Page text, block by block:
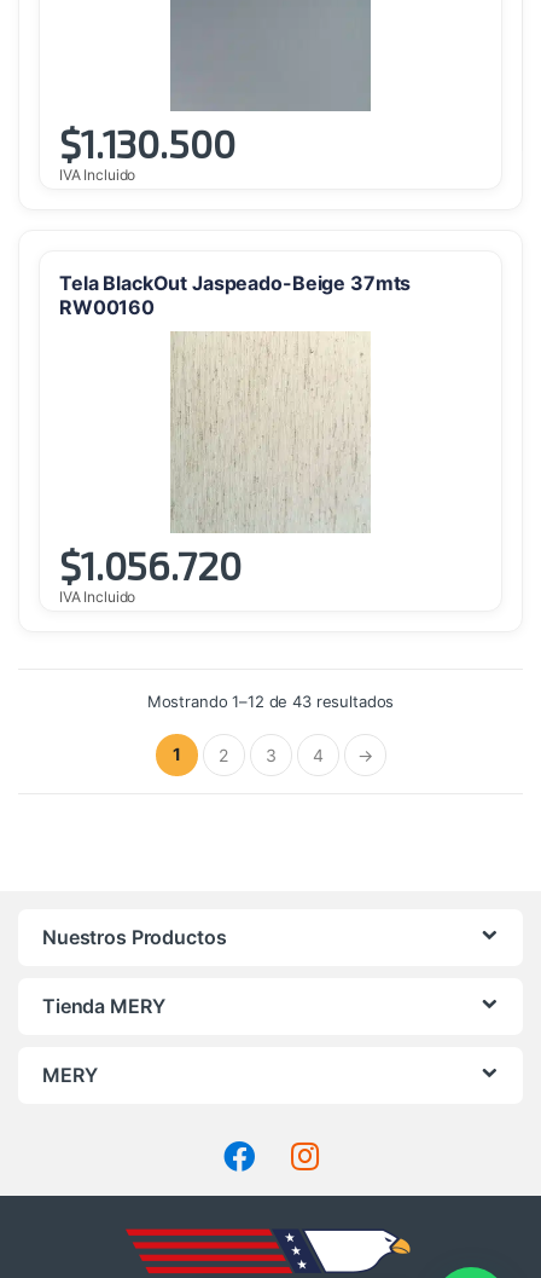
$1.130.500
IVA Incluido
Tela BlackOut Jaspeado-Beige 37mts
RW00160
$1.056.720
IVA Incluido
Mostrando 1–12 de 43 resultados
1 2 3 4 →
Nuestros Productos
Tienda MERY
MERY